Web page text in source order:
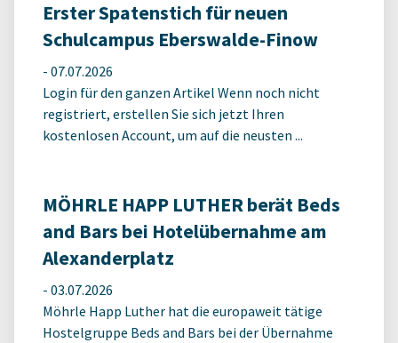
Erster Spatenstich für neuen
Schulcampus Eberswalde-Finow
- 07.07.2026
Login für den ganzen Artikel Wenn noch nicht
registriert, erstellen Sie sich jetzt Ihren
kostenlosen Account, um auf die neusten ...
MÖHRLE HAPP LUTHER berät Beds
and Bars bei Hotelübernahme am
Alexanderplatz
- 03.07.2026
Möhrle Happ Luther hat die europaweit tätige
Hostelgruppe Beds and Bars bei der Übernahme